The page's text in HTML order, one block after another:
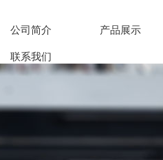
公司简介 产品展示
联系我们